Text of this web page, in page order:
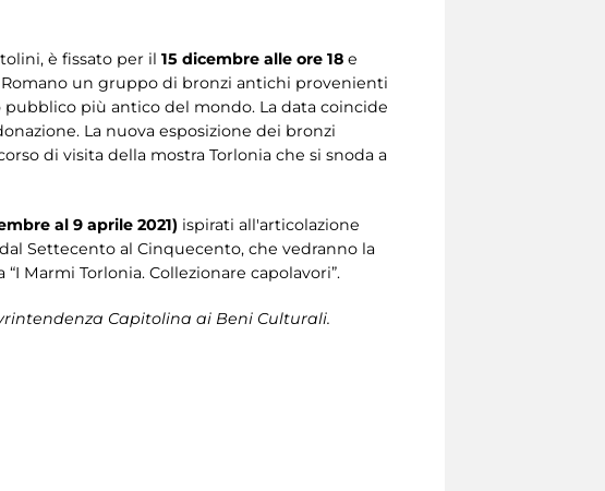
è fissato per il 15 dicembre alle ore 18 e
Romano un gruppo di bronzi antichi provenienti
pubblico più antico del mondo. La data coincide
La nuova esposizione dei bronzi
di visita della mostra Torlonia che si snoda a
al 9 aprile 2021) ispirati all'articolazione
Settecento al Cinquecento, che vedranno la
Marmi Torlonia. Collezionare capolavori”.
Capitolina ai Beni Culturali.